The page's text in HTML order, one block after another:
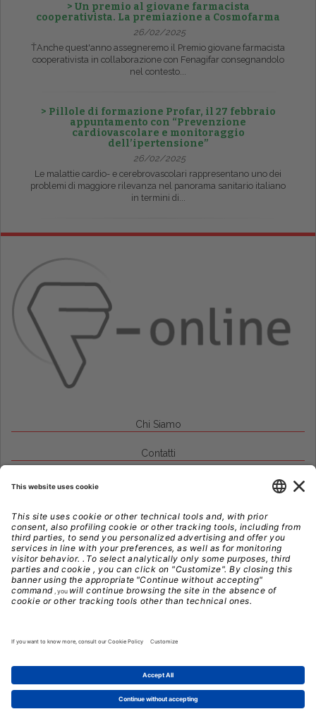
> Un premio al giovane farmacista
cooperativista. La premiazione a Cosmofarma
26/02/2025
ŤAnche quest'anno assegneremo il Premio giovane farmacista
cooperativista in collaborazione con Fenagifar consegnandolo
nel contesto...
> Pillole di formazione Profar, il 27 febbraio
appuntamento con “Prevenzione
cardiovascolare e monitoraggio
dell’ipertensione”
26/02/2025
Le malattie cardio- e cerebrovascolari rappresentano uno dei
problemi di maggiore rilevanza nel panorama sanitario italiano
in termini di...
Chi Siamo
Contatti
Note Legali
Privacy
Gestione Cookie